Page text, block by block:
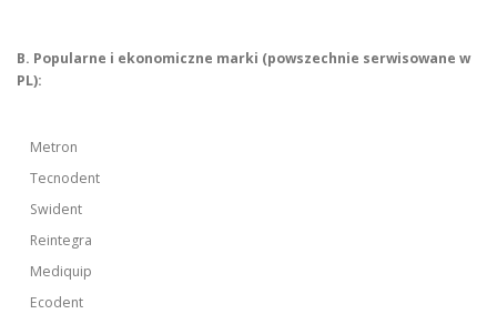
B. Popularne i ekonomiczne marki (powszechnie serwisowane w
PL):
Metron
Tecnodent
Swident
Reintegra
Mediquip
Ecodent